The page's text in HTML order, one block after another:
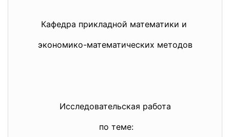
Кафедра прикладной математики и
экономико-математических методов
Исследовательская работа
по теме: